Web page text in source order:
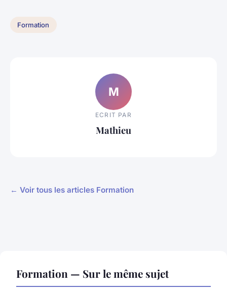
Formation
M
ECRIT PAR
Mathieu
← Voir tous les articles Formation
Formation — Sur le même sujet